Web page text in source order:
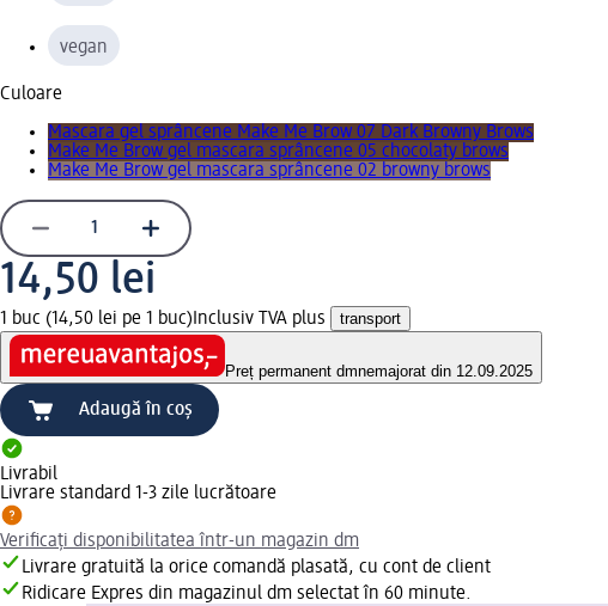
vegan
Culoare
Mascara gel sprâncene Make Me Brow 07 Dark Browny Brows
Make Me Brow gel mascara sprâncene 05 chocolaty brows
Make Me Brow gel mascara sprâncene 02 browny brows
14,50 lei
1 buc (14,50 lei pe 1 buc) Inclusiv TVA plus transport
Preț permanent dmnemajorat din 12.09.2025
Adaugă în coș
Livrabil
Livrare standard 1-3 zile lucrătoare
Verificați disponibilitatea într-un magazin dm
Livrare gratuită la orice comandă plasată, cu cont de client
Ridicare Expres din magazinul dm selectat în 60 minute.